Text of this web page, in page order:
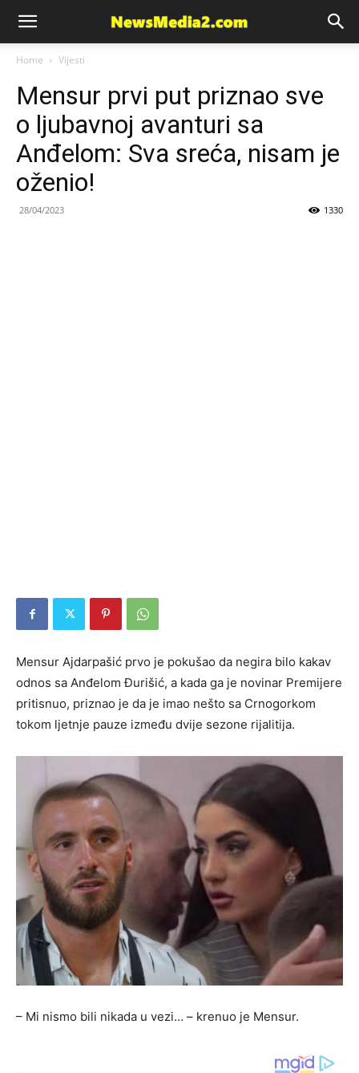
News
Media
Home Vijesti
Mensur prvi put priznao sve
o ljubavnoj avanturi sa
Anđelom: Sva sreća, nisam je
oženio!
28/04/2023 1330
Mensur Ajdarpašić prvo je pokušao da negira bilo kakav
odnos sa Anđelom Đurišić, a kada ga je novinar Premijere
pritisnuo, priznao je da je imao nešto sa Crnogorkom
tokom ljetnje pauze između dvije sezone rijalitija.
– Mi nismo bili nikada u vezi… – krenuo je Mensur.